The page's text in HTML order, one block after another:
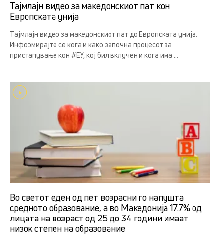
Тајмлајн видео за македонскиот пат кон
Европската унија
Тајмлајн видео за македонскиот пат до Европската унија.
Информирајте се кога и како започна процесот за
пристапување кон #ЕУ, кој бил вклучен и кога има ...
Во светот еден од пет возрасни го напушта
средното образование, а во Македонија 17.7% од
лицата на возраст од 25 до 34 години имаат
низок степен на образование